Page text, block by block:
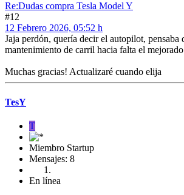
Re:Dudas compra Tesla Model Y
#12
12 Febrero 2026, 05:52 h
Jaja perdón, quería decir el autopilot, pensaba
mantenimiento de carril hacia falta el
Muchas gracias! Actualizaré cuando elija
TesY
T
Miembro Startup
Mensajes: 8
En línea